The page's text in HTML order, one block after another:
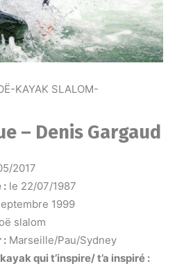
KAYAK SLALOM-
– Denis Gargaud
2017
: le 22/07/1987
1999
slalom
: Marseille/Pau/Sydney
qui t’inspire/ t’a inspiré :